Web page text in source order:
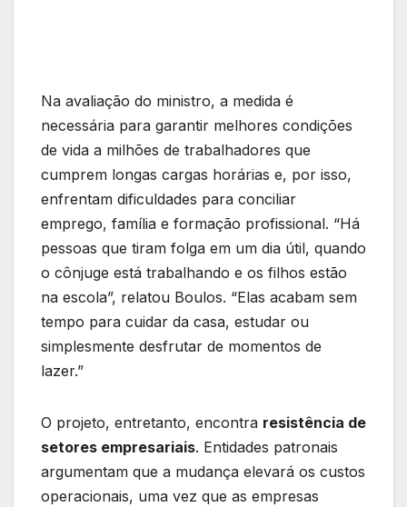
Na avaliação do ministro, a medida é
necessária para garantir melhores condições
de vida a milhões de trabalhadores que
cumprem longas cargas horárias e, por isso,
enfrentam dificuldades para conciliar
emprego, família e formação profissional. “Há
pessoas que tiram folga em um dia útil, quando
o cônjuge está trabalhando e os filhos estão
na escola”, relatou Boulos. “Elas acabam sem
tempo para cuidar da casa, estudar ou
simplesmente desfrutar de momentos de
lazer.”
O projeto, entretanto, encontra resistência de
setores empresariais. Entidades patronais
argumentam que a mudança elevará os custos
operacionais, uma vez que as empresas